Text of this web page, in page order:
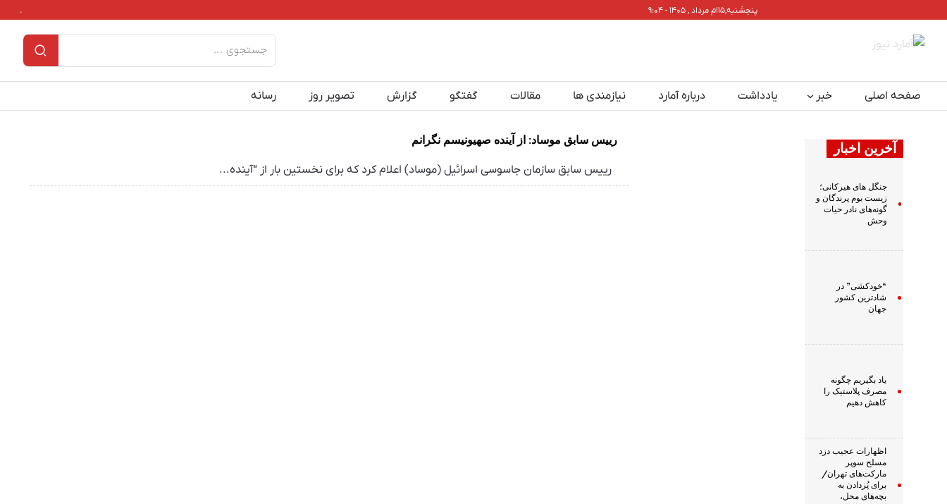
پنجشنبه,۱۵ام مرداد , ۱۴۰۵ - ۹:۰۴ .
صفحه اصلی خبر یادداشت درباره آمارد نیازمندی ها مقالات گفتگو گزارش تصویر روز رسانه
رییس سابق موساد: از آینده صهیونیسم نگرانم
رییس سابق سازمان جاسوسی اسرائیل (موساد) اعلام کرد که برای نخستین بار از “آینده...
آخرین اخبار
جنگل های هیرکانی؛
زیست بوم پرندگان و
گونه‌های نادر حیات
وحش
“خودکشی” در
شادترین کشور
جهان
یاد بگیریم چگونه
مصرف پلاستیک را
کاهش دهیم
اظهارات عجیب دزد
مسلح سوپر
مارکت‌های تهران/
برای پُزدادن به
بچه‌های محل،